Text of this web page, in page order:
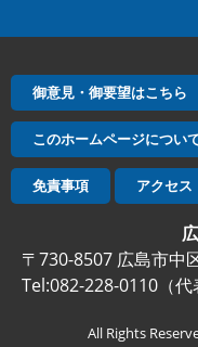
御意見・御要望はこちら
このホームページについ
免責事項 アクセス
〒730-8507 広島市中
Tel:082-228-0110（代
All Rights